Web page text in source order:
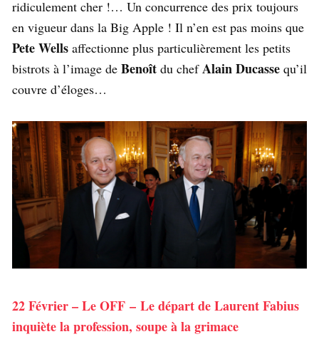
ridiculement cher !… Un concurrence des prix toujours
en vigueur dans la Big Apple ! Il n’en est pas moins que
Pete Wells affectionne plus particulièrement les petits
bistrots à l’image de Benoît du chefAlain Ducasse qu’il
couvre d’éloges…
22 Février – Le OFF – Le départ de Laurent Fabius
inquiète la profession, soupe à la grimace